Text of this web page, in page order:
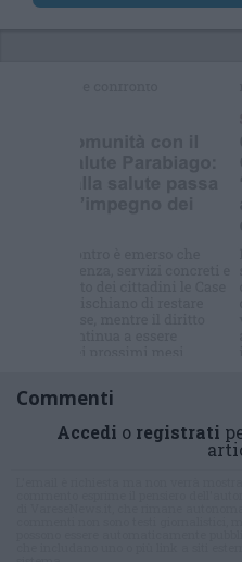
Commenti
Accedi o registrati